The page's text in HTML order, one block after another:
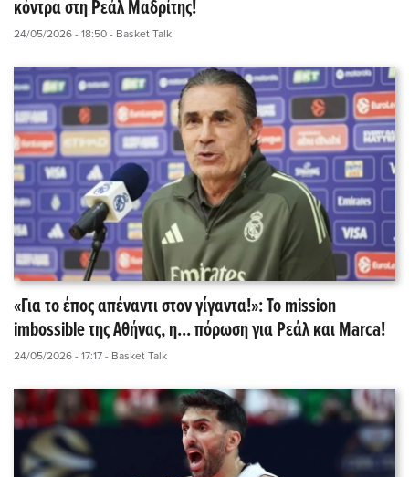
κόντρα στη Ρεάλ Μαδρίτης!
24/05/2026 - 18:50 - Basket Talk
«Για το έπος απέναντι στον γίγαντα!»: Το mission
imbossible της Αθήνας, η... πόρωση για Ρεάλ και Marca!
24/05/2026 - 17:17 - Basket Talk